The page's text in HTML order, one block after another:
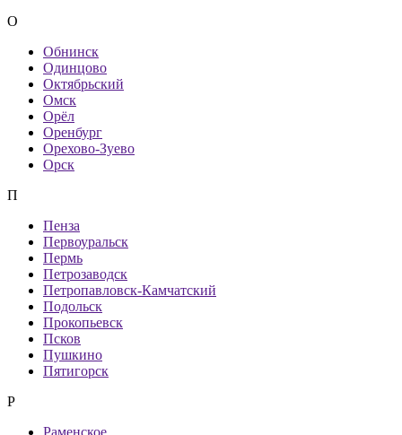
О
Обнинск
Одинцово
Октябрьский
Омск
Орёл
Оренбург
Орехово-Зуево
Орск
П
Пенза
Первоуральск
Пермь
Петрозаводск
Петропавловск-Камчатский
Подольск
Прокопьевск
Псков
Пушкино
Пятигорск
Р